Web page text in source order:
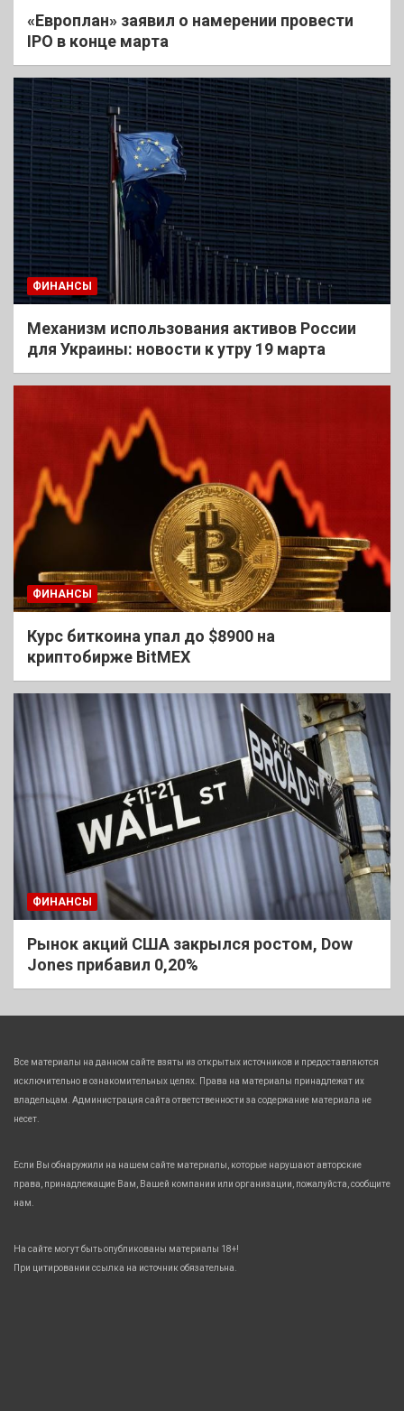
«Европлан» заявил о намерении провести
IPO в конце марта
ФИНАНСЫ
Механизм использования активов России
для Украины: новости к утру 19 марта
ФИНАНСЫ
Курс биткоина упал до $8900 на
криптобирже BitMEX
ФИНАНСЫ
Рынок акций США закрылся ростом, Dow
Jones прибавил 0,20%
Все материалы на данном сайте взяты из открытых источников и предоставляются
исключительно в ознакомительных целях. Права на материалы принадлежат их
владельцам. Администрация сайта ответственности за содержание материала не
несет.
Если Вы обнаружили на нашем сайте материалы, которые нарушают авторские
права, принадлежащие Вам, Вашей компании или организации, пожалуйста, сообщите
нам.
На сайте могут быть опубликованы материалы 18+!
При цитировании ссылка на источник обязательна.